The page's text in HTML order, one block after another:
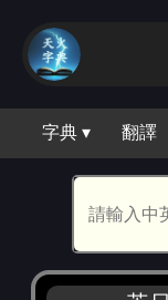
字典 ▾ 翻譯